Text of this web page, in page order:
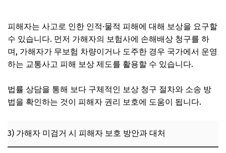
피해자는 사고로 인한 인적·물적 피해에 대해 보상을 요구할
수 있습니다. 먼저 가해자의 보험사에 손해배상 청구를 하
며, 가해자가 무보험 차량이거나 도주한 경우 국가에서 운영
하는 교통사고 피해 보상 제도를 활용할 수 있습니다.
법률 상담을 통해 보다 구체적인 보상 청구 절차와 소송 방
법을 확인하는 것이 피해자 권리 보호에 도움이 됩니다.
3) 가해자 미검거 시 피해자 보호 방안과 대처